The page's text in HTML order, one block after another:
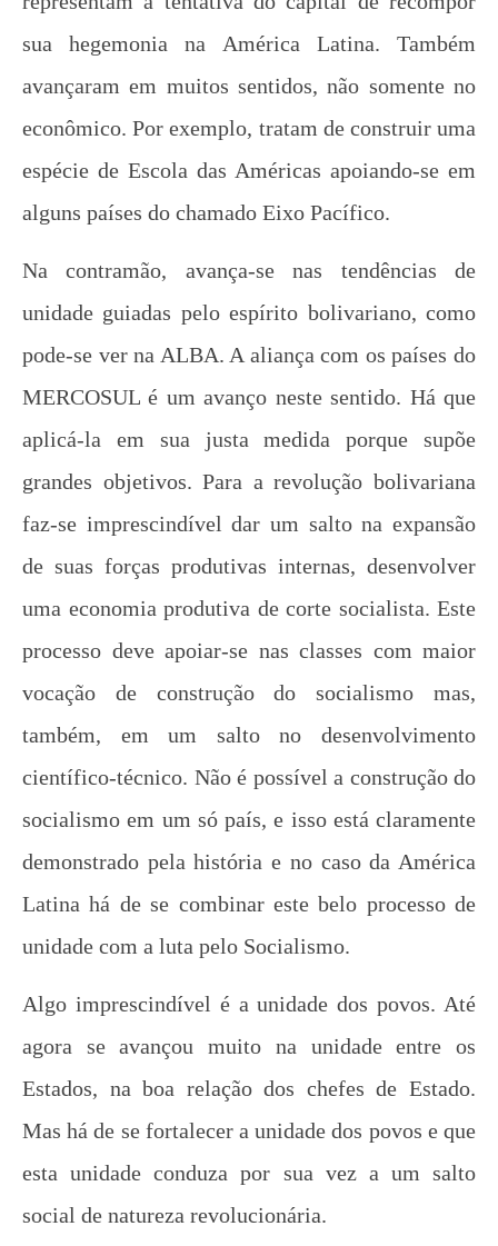
sua hegemonia na América Latina. Também
avançaram em muitos sentidos, não somente no
econômico. Por exemplo, tratam de construir uma
espécie de Escola das Américas apoiando-se em
alguns países do chamado Eixo Pacífico.
Na contramão, avança-se nas tendências de
unidade guiadas pelo espírito bolivariano, como
pode-se ver na ALBA. A aliança com os países do
MERCOSUL é um avanço neste sentido. Há que
aplicá-la em sua justa medida porque supõe
grandes objetivos. Para a revolução bolivariana
faz-se imprescindível dar um salto na expansão
de suas forças produtivas internas, desenvolver
uma economia produtiva de corte socialista. Este
processo deve apoiar-se nas classes com maior
vocação de construção do socialismo mas,
também, em um salto no desenvolvimento
científico-técnico. Não é possível a construção do
socialismo em um só país, e isso está claramente
demonstrado pela história e no caso da América
Latina há de se combinar este belo processo de
unidade com a luta pelo Socialismo.
Algo imprescindível é a unidade dos povos. Até
agora se avançou muito na unidade entre os
Estados, na boa relação dos chefes de Estado.
Mas há de se fortalecer a unidade dos povos e que
esta unidade conduza por sua vez a um salto
social de natureza revolucionária.